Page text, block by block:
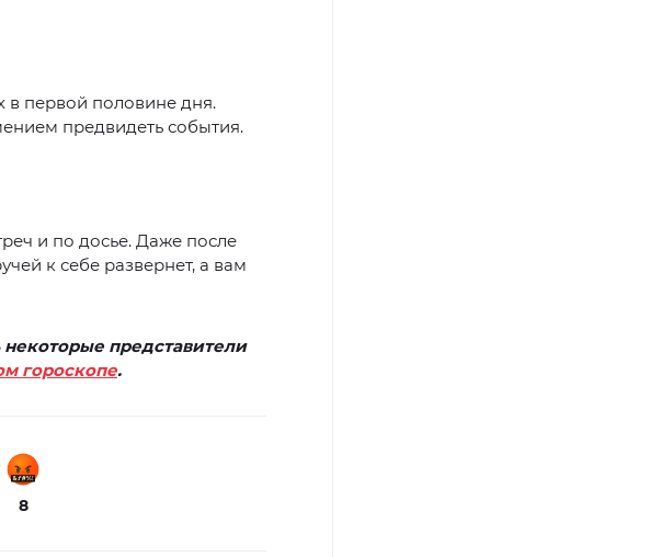
в первой половине дня.
предвидеть события.
и по досье. Даже после
к себе развернет, а вам
некоторые представители
гороскопе.
8